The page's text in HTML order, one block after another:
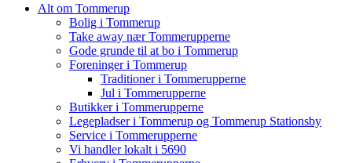
Alt om Tommerup
Bolig i Tommerup
Take away nær Tommerupperne
Gode grunde til at bo i Tommerup
Foreninger i Tommerup
Traditioner i Tommerupperne
Jul i Tommerupperne
Butikker i Tommerupperne
Legepladser i Tommerup og Tommerup Stationsby
Service i Tommerupperne
Vi handler lokalt i 5690